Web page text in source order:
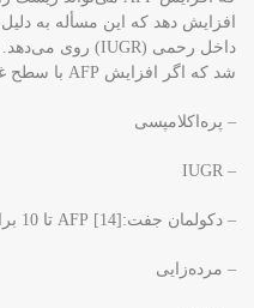
افزایش دهد که این مسأله به
شد که اگر افزایش AFP با سطح غیر طبیعی hCG (Mom>2.5 و یا MoM
– پره‌اکلامپسی
– IUGR
– دکولمان جفت:[14] AFP تا 10 برابر افزایش می‌یابد.
– مرده‌زایی